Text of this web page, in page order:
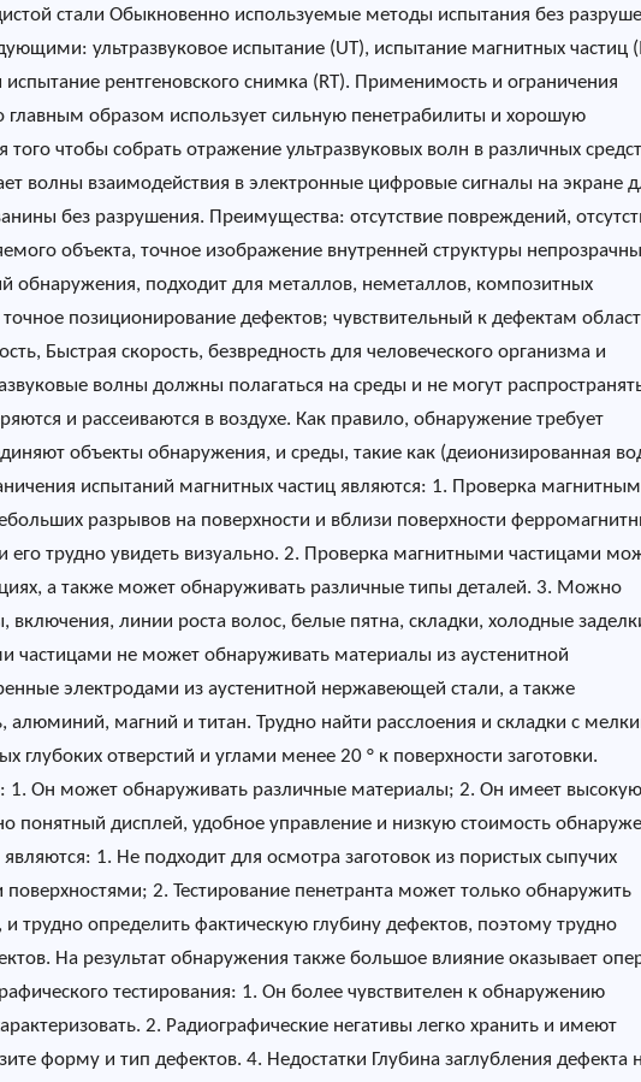
стали Обыкновенно используемые методы испытания без
ультразвуковое испытание (UT), испытание магнитных частиц
рентгеновского снимка (RT). Применимость и ограничения
главным образом использует сильную пенетрабилиты и хорошую
того чтобы собрать отражение ультразвуковых волн в различных
волны взаимодействия в электронные цифровые сигналы на экране
без разрушения. Преимущества: отсутствие повреждений,
объекта, точное изображение внутренней структуры
обнаружения, подходит для металлов, неметаллов, композитных
позиционирование дефектов; чувствительный к дефектам
Быстрая скорость, безвредность для человеческого организма и
волны должны полагаться на среды и не могут
и рассеиваются в воздухе. Как правило, обнаружение требует
объекты обнаружения, и среды, такие как (деионизированная
испытаний магнитных частиц являются: 1. Проверка
разрывов на поверхности и вблизи поверхности
его трудно увидеть визуально. 2. Проверка магнитными частицами
а также может обнаруживать различные типы деталей. 3. Можно
линии роста волос, белые пятна, складки, холодные
частицами не может обнаруживать материалы из аустенитной
электродами из аустенитной нержавеющей стали, а также
алюминий, магний и титан. Трудно найти расслоения и складки с
глубоких отверстий и углами менее 20 ° к поверхности заготовки.
1. Он может обнаруживать различные материалы; 2. Он имеет высокую
понятный дисплей, удобное управление и низкую стоимость
1. Не подходит для осмотра заготовок из пористых сыпучих
2. Тестирование пенетранта может только обнаружить
трудно определить фактическую глубину дефектов, поэтому трудно
На результат обнаружения также большое влияние оказывает
тестирования: 1. Он более чувствителен к обнаружению
2. Радиографические негативы легко хранить и имеют
форму и тип дефектов. 4. Недостатки Глубина заглубления дефекта